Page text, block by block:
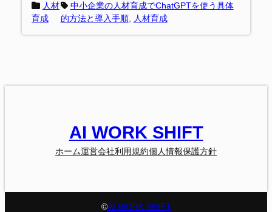
人材
育成
中小企業の人材育成でChatGPTを使う具体
的方法と導入手順, 人材育成
AI WORK SHIFT
ホーム運営会社利用規約個人情報保護方針
©AI WORK SHIFT